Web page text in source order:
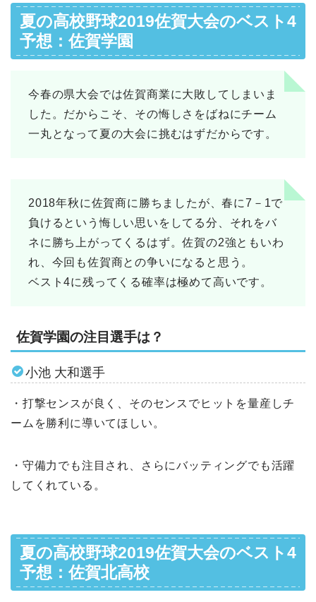
夏の高校野球2019佐賀大会のベスト4
予想：佐賀学園
今春の県大会では佐賀商業に大敗してしまいま
した。だからこそ、その悔しさをばねにチーム
一丸となって夏の大会に挑むはずだからです。
2018年秋に佐賀商に勝ちましたが、春に7－1で
負けるという悔しい思いをしてる分、それをバ
ネに勝ち上がってくるはず。佐賀の2強ともいわ
れ、今回も佐賀商との争いになると思う。
ベスト4に残ってくる確率は極めて高いです。
佐賀学園の注目選手は？
小池 大和選手
・打撃センスが良く、そのセンスでヒットを量産しチ
ームを勝利に導いてほしい。
・守備力でも注目され、さらにバッティングでも活躍
してくれている。
夏の高校野球2019佐賀大会のベスト4
予想：佐賀北高校